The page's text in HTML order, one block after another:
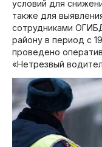
условий для
также для
сотрудниками
району в период с
проведено
«Нетрезвый